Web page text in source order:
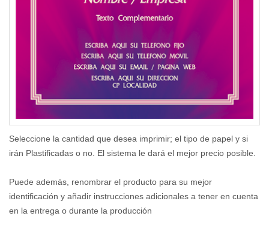
Seleccione la cantidad que desea imprimir; el tipo de papel y si
irán Plastificadas o no. El sistema le dará el mejor precio posible.
Puede además, renombrar el producto para su mejor
identificación y añadir instrucciones adicionales a tener en cuenta
en la entrega o durante la producción